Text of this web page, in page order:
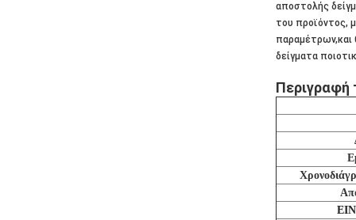
αποστολής
του προϊόντος,
παραμέτρων,και
δείγματα
Περιγραφή